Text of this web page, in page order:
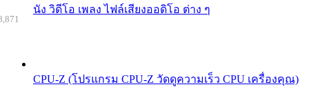
นัง วิดีโอ เพลง ไฟล์เสียงออดิโอ ต่าง ๆ
CPU-Z (โปรแกรม CPU-Z วัดดูความเร็ว CPU เครื่องคุณ)